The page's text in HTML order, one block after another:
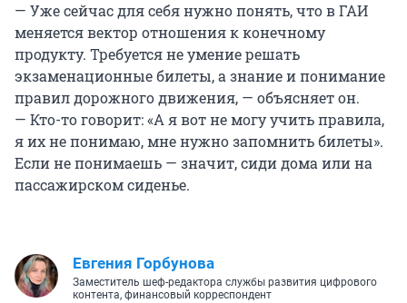
— Уже сейчас для себя нужно понять, что в ГАИ
меняется вектор отношения к конечному
продукту. Требуется не умение решать
экзаменационные билеты, а знание и понимание
правил дорожного движения, — объясняет он.
— Кто-то говорит: «А я вот не могу учить правила,
я их не понимаю, мне нужно запомнить билеты».
Если не понимаешь — значит, сиди дома или на
пассажирском сиденье.
Евгения Горбунова
Заместитель шеф-редактора службы развития цифрового
контента, финансовый корреспондент